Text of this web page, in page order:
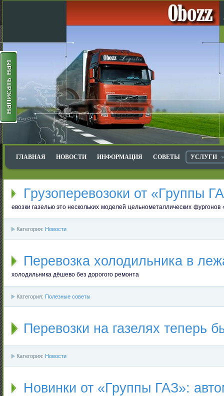
ГЛАВНАЯ НОВОСТИ ИНФОРМАЦИЯ СОВЕТЫ УСЛУГИ
Грузоперевозоки от «Группы
евозки газелью это нескольких моделей цельнометаллических фургонов
Категория: Новости
Перевозка холодильника в
холодильника дёшево без дорогого ремонта
Категория: Полезные советы
Перевозки на газелях теперь
Категория: Новости
Новинки от «Группы ГАЗ»: